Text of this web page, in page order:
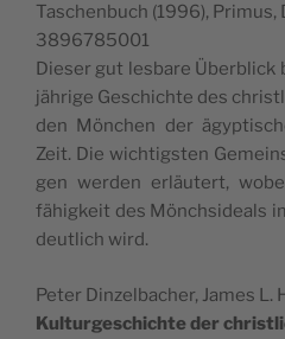
Taschen­buch (1996), Primus,
3896785001
Dieser gut les­bare
jährige Geschichte des
den Mönchen der
Zeit. Die wichtig­sten
gen wer­den erläutert,
fähigkeit des Mönch­sideals
deut­lich wird.
Peter Dinzel­bach­er, James L.
Kul­turgeschichte der